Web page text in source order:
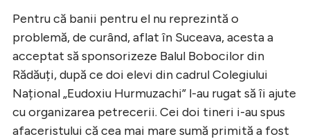
Pentru că banii pentru el nu reprezintă o
problemă, de curând, aflat în Suceava, acesta a
acceptat să sponsorizeze Balul Bobocilor din
Rădăuți, după ce doi elevi din cadrul Colegiului
Național „Eudoxiu Hurmuzachi” l-au rugat să îi ajute
cu organizarea petrecerii. Cei doi tineri i-au spus
afaceristului că cea mai mare sumă primită a fost